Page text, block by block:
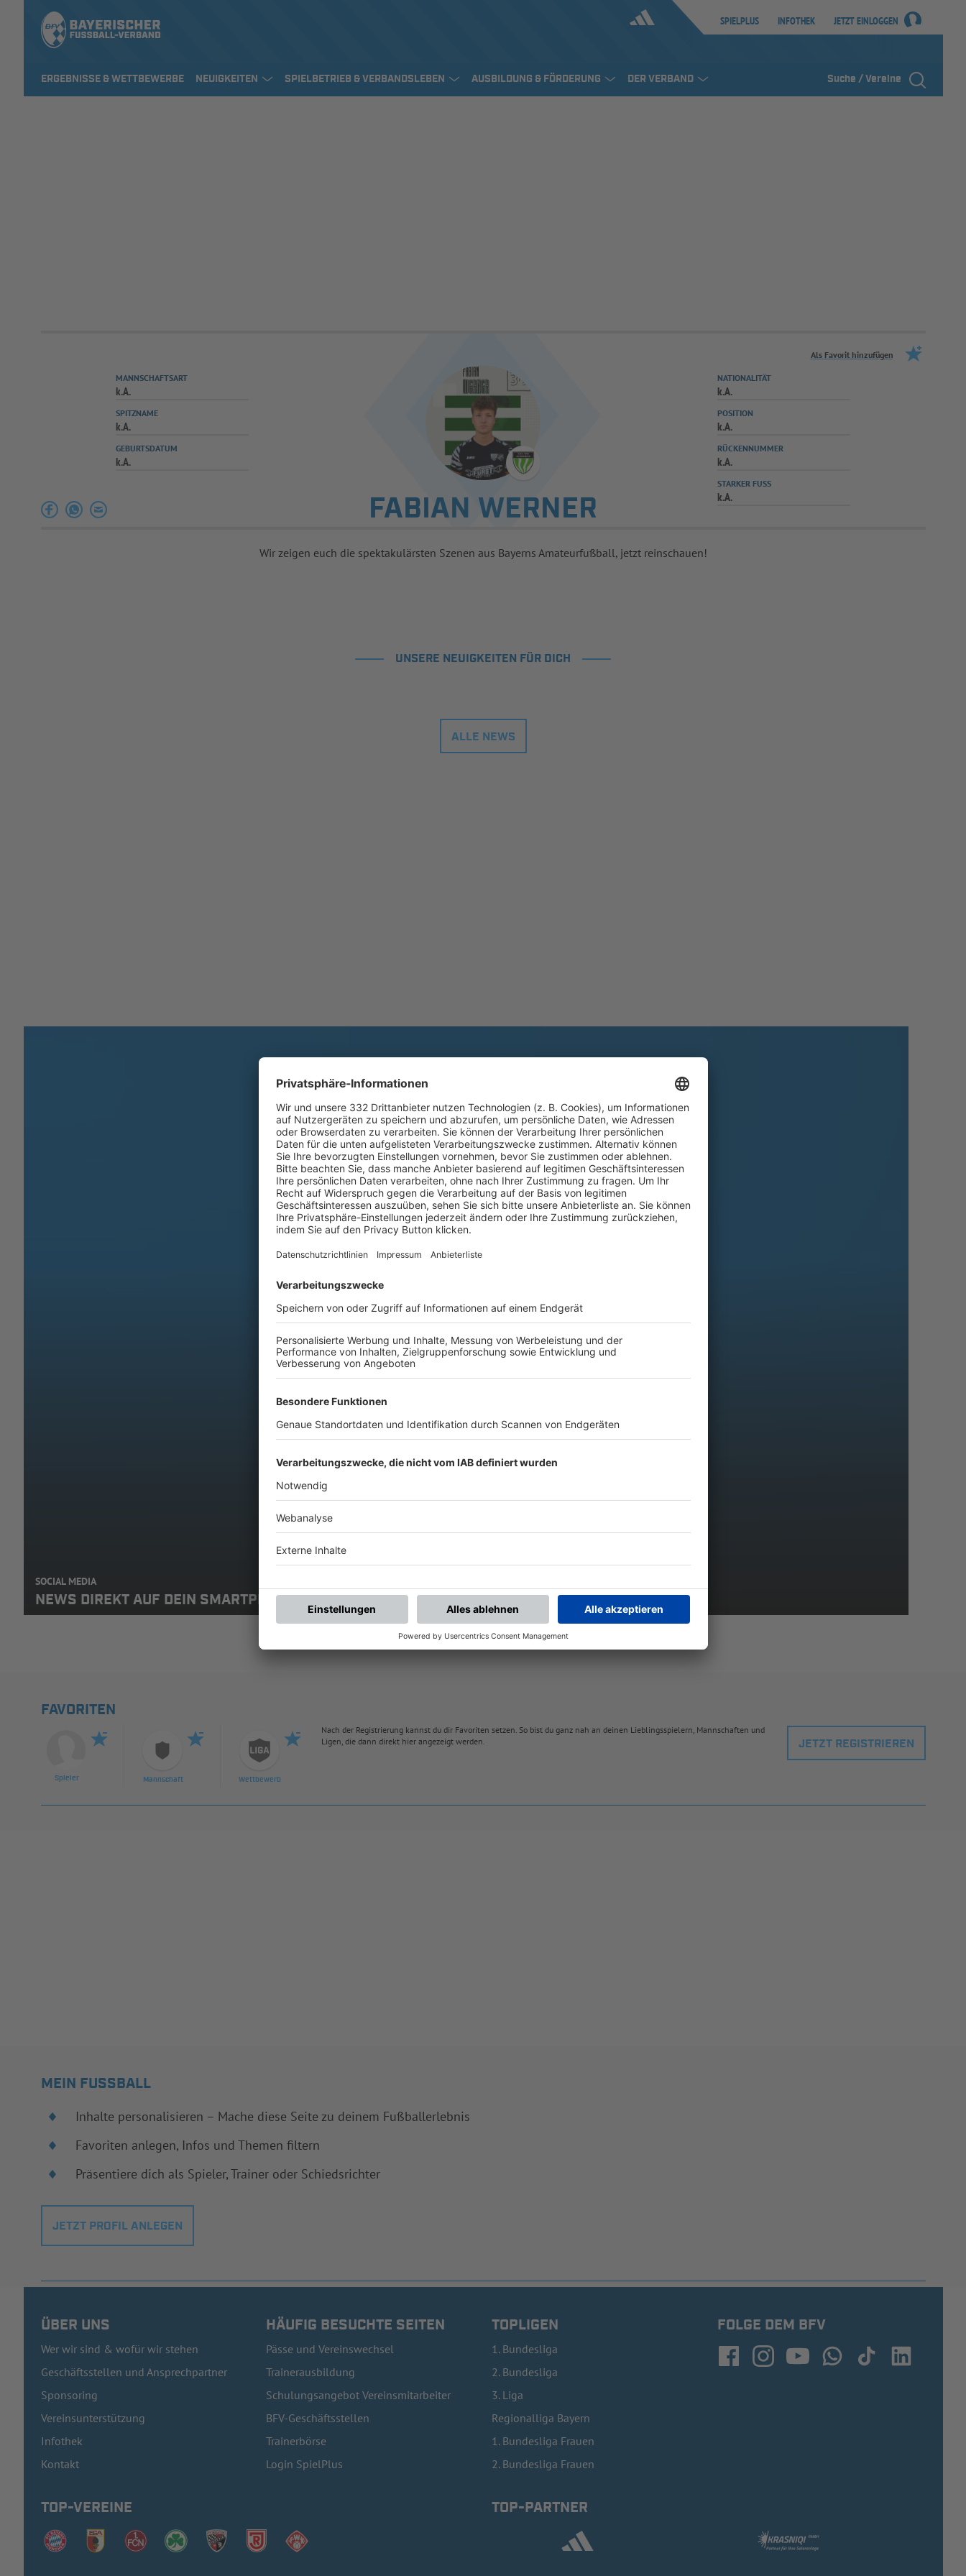
SPIELPLUS INFOTHEK JETZT EINLOGGEN
ERGEBNISSE & WETTBEWERBE NEUIGKEITEN SPIELBETRIEB & VERBANDSLEBEN AUSBILDUNG & FÖRDERUNG DER VERBAND Suche / Vereine
Als Favorit hinzufügen
FABIAN WERNER
MANNSCHAFTSART
k.A.
SPITZNAME
k.A.
GEBURTSDATUM
k.A.
NATIONALITÄT
k.A.
POSITION
k.A.
RÜCKENNUMMER
k.A.
STARKER FUSS
k.A.
Wir zeigen euch die spektakulärsten Szenen aus Bayerns Amateurfußball, jetzt reinschauen!
UNSERE NEUIGKEITEN FÜR DICH
ALLE NEWS
SOCIAL MEDIA
NEWS DIREKT AUF DEIN SMARTPHONE: ABONNIERE DEN BFV-WHATSAPP-KANAL!
FAVORITEN
Spieler Mannschaft Wettbewerb
Nach der Registrierung kannst du dir Favoriten setzen. So bist du ganz nah an deinen Lieblingsspielern, Mannschaften und
Ligen, die dann direkt hier angezeigt werden.
JETZT REGISTRIEREN
MEIN FUSSBALL
Inhalte personalisieren – Mache diese Seite zu deinem Fußballerlebnis
Favoriten anlegen, Infos und Themen filtern
Präsentiere dich als Spieler, Trainer oder Schiedsrichter
JETZT PROFIL ANLEGEN
ÜBER UNS
Wer wir sind & wofür wir stehen
Geschäftsstellen und Ansprechpartner
Sponsoring
Vereinsunterstützung
Infothek
Kontakt
HÄUFIG BESUCHTE SEITEN
Pässe und Vereinswechsel
Trainerausbildung
Schulungsangebot Vereinsmitarbeiter
BFV-Geschäftsstellen
Trainerbörse
Login SpielPlus
TOPLIGEN
1. Bundesliga
2. Bundesliga
3. Liga
Regionalliga Bayern
1. Bundesliga Frauen
2. Bundesliga Frauen
FOLGE DEM BFV
TOP-VEREINE TOP-PARTNER